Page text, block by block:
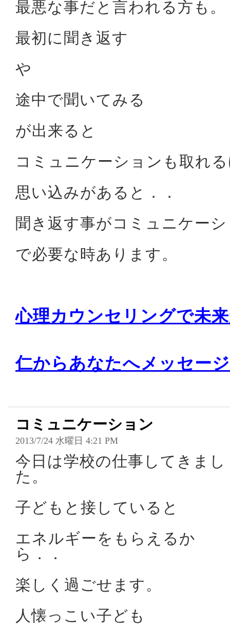
最悪な事だと言われる方も。
最初に聞き返す
や
途中で聞いてみる
が出来ると
コミュニケーションも取れ
思い込みがあると．．
聞き返す事がコミュニケー
で必要な時あります。
心理カウンセリングで未
仁からあなたへメッセージ
コミュニケーション
2013/7/24 水曜日 4:21 PM
今日は学校の仕事してきまし
た。
子どもと接していると
エネルギーをもらえるか
ら．．
楽しく過ごせます。
人懐っこい子ども